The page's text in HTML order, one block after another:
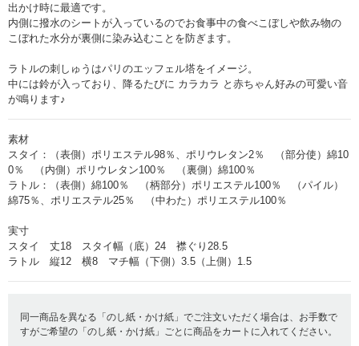
出かけ時に最適です。
内側に撥水のシートが入っているのでお食事中の食べこぼしや飲み物の
こぼれた水分が裏側に染み込むことを防ぎます。
ラトルの刺しゅうはパリのエッフェル塔をイメージ。
中には鈴が入っており、降るたびに カラカラ と赤ちゃん好みの可愛い音
が鳴ります♪
素材
スタイ：（表側）ポリエステル98％、ポリウレタン2％ （部分使）綿10
0％ （内側）ポリウレタン100％ （裏側）綿100％
ラトル：（表側）綿100％ （柄部分）ポリエステル100％ （パイル）
綿75％、ポリエステル25％ （中わた）ポリエステル100％
実寸
スタイ 丈18 スタイ幅（底）24 襟ぐり28.5
ラトル 縦12 横8 マチ幅（下側）3.5（上側）1.5
同一商品を異なる「のし紙・かけ紙」でご注文いただく場合は、お手数で
すがご希望の「のし紙・かけ紙」ごとに商品をカートに入れてください。